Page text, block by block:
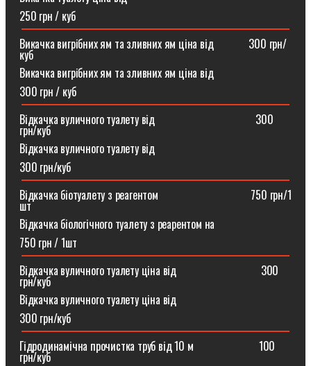
250 грн / куб
Викачка вигрібних ям та зливних ям ціна від ⠀⠀⠀⠀300 грн/
куб
Викачка вигрібних ям та зливних ям ціна від
300 грн / куб
Відкачка вуличного туалету від ⠀⠀⠀⠀⠀⠀⠀⠀⠀⠀⠀⠀300
грн/куб
Відкачка вуличного туалету від
300 грн/куб
Відкачка біотуалету з реагентом ⠀⠀⠀⠀⠀⠀⠀⠀⠀⠀⠀750 грн/1
шт
Відкачка біологічного туалету з реарентом на
750 грн / 1шт
Відкачка вуличного туалету ціна від ⠀⠀⠀⠀⠀⠀⠀⠀⠀⠀300
грн/куб
Відкачка вуличного туалету ціна від
300 грн/куб
Гідродинамічна прочистка труб від 10 м⠀⠀⠀⠀⠀⠀⠀⠀100
грн/куб